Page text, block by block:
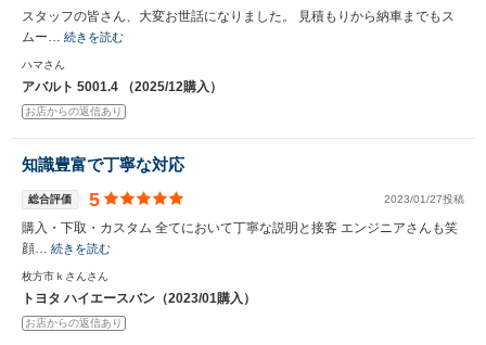
スタッフの皆さん、大変お世話になりました。 見積もりから納車までもス
ムー… 続きを読む
ハマさん
アバルト 5001.4 （2025/12購入）
お店からの返信あり
知識豊富で丁寧な対応
総合評価 5 2023/01/27投稿
購入・下取・カスタム 全てにおいて丁寧な説明と接客 エンジニアさんも笑
顔… 続きを読む
枚方市ｋさんさん
トヨタ ハイエースバン（2023/01購入）
お店からの返信あり